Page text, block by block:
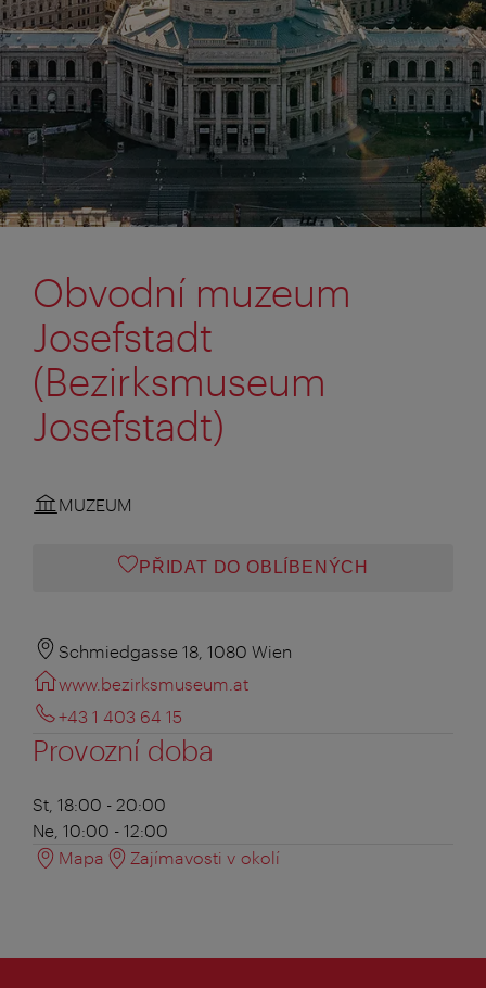
Obvodní muzeum
Josefstadt
(Bezirksmuseum
Josefstadt)
MUZEUM
PŘIDAT DO OBLÍBENÝCH
Schmiedgasse 18, 1080 Wien
www.bezirksmuseum.at
+43 1 403 64 15
Provozní doba
St, 18:00 - 20:00
Ne, 10:00 - 12:00
Mapa
Zajímavosti v okolí